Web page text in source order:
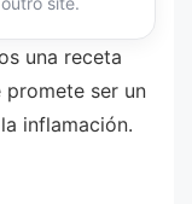
una receta
ser un
inflamación.